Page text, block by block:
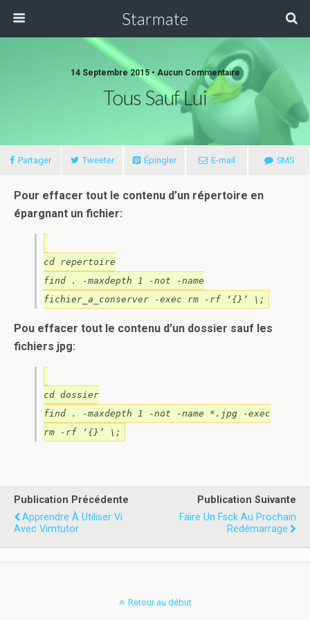
Starmate
14 Septembre 2015 • Aucun Commentaire
Tous Sauf Lui
Partager Tweeter Épingler E-mail SMS
Pour effacer tout le contenu d’un répertoire en
épargnant un fichier:
cd repertoire
find . -maxdepth 1 -not -name
fichier_a_conserver -exec rm -rf ‘{}’ \;
Pou effacer tout le contenu d’un dossier sauf les
fichiers jpg:
cd dossier
find . -maxdepth 1 -not -name *.jpg -exec
rm -rf ‘{}’ \;
Publication Précédente
Apprendre À Utiliser Vi
Avec Vimtutor
Publication Suivante
Faire Un Fsck Au Prochain
Redémarrage
Retour au début